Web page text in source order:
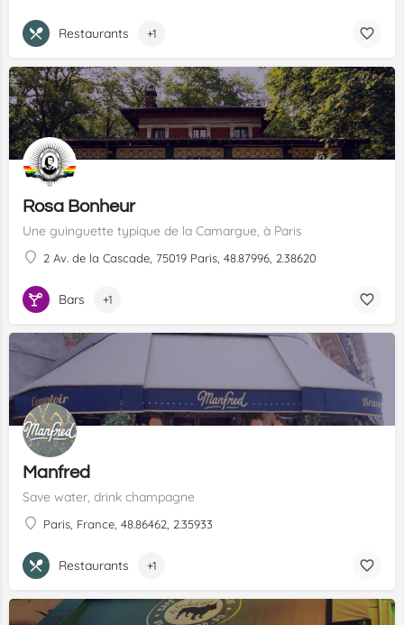
Restaurants +1
Rosa Bonheur
Une guinguette typique de la Camargue, à Paris
2 Av. de la Cascade, 75019 Paris, 48.87996, 2.38620
Bars +1
Manfred
Save water, drink champagne
Paris, France, 48.86462, 2.35933
Restaurants +1